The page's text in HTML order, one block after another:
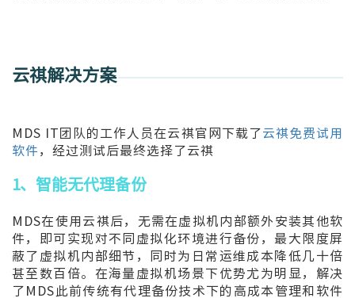
云祺解决方案
MDS IT团队的工作人员在云祺官网下载了云祺免费试用
软件 ，经过测试后最终选择了云祺
1、智能无代理备份
MDS在使用云祺后，无需在虚拟机内部额外安装其他软
件，即可实现对不同虚拟化环境进行备份，最大限度屏
蔽了虚拟机内部细节，同时为日常运维成本降低几十倍
甚至数百倍。在海量虚拟机场景下优势尤为明显，解决
了MDS此前传统有代理备份技术下的高成本管理和软件